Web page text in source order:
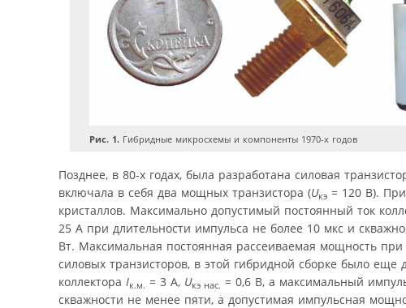
Рис. 1.Гибридные микросхемы и компоненты 1970-х годов
Позднее, в 80-х годах, была разработана силовая
включала в себя два мощных транзистора (Uкэ = 120 В).
кристаллов. Максимально допустимый постоянный ток
25 А при длительности импульса не более 10 мкс и
Вт. Максимальная постоянная рассеиваемая мощность
силовых транзисторов, в этой гибридной сборке было еще
коллектора Iк.м. = 3 А, Uкэ нас. = 0,6 В, а максимальный
скважности не менее пяти, а допустимая импульсная